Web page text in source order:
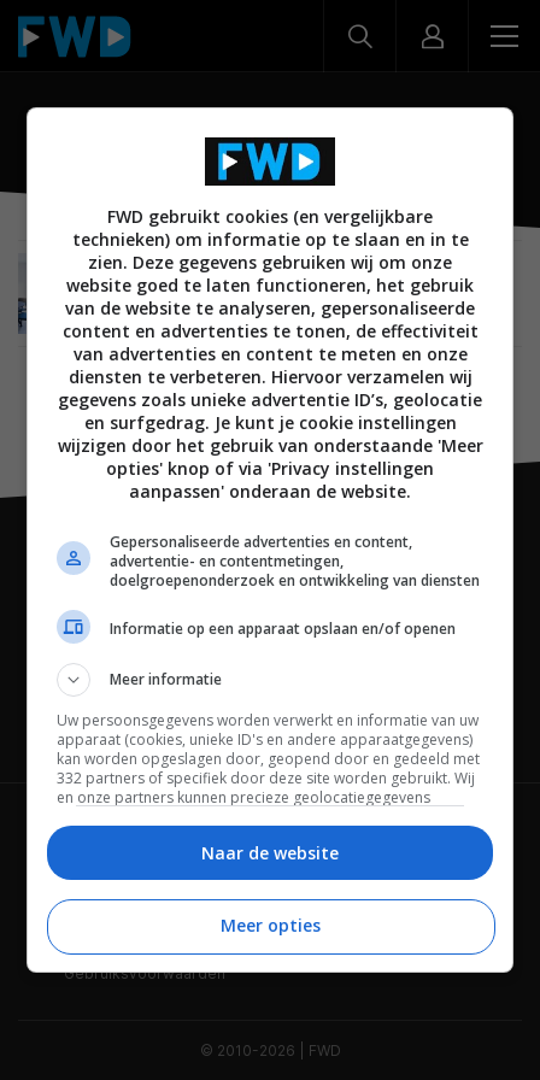
ouderen
NIEUWS SMARTHOME VERLICHTING 12 JANUARI 2021
Belgische Nobi presenteert slimme lamp voor
ouderen
Channels
Wie is FWD Privacybeleid
Adverteren Contact
Gebruiksvoorwaarden
© 2010-2026 | FWD
FWD gebruikt cookies (en vergelijkbare
technieken) om informatie op te slaan en in te
zien. Deze gegevens gebruiken wij om onze
website goed te laten functioneren, het gebruik
van de website te analyseren, gepersonaliseerde
content en advertenties te tonen, de effectiviteit
van advertenties en content te meten en onze
diensten te verbeteren. Hiervoor verzamelen wij
gegevens zoals unieke advertentie ID’s, geolocatie
en surfgedrag. Je kunt je cookie instellingen
wijzigen door het gebruik van onderstaande 'Meer
opties' knop of via 'Privacy instellingen
aanpassen' onderaan de website.
Gepersonaliseerde advertenties en content,
advertentie- en contentmetingen,
doelgroepenonderzoek en ontwikkeling van diensten
Informatie op een apparaat opslaan en/of openen
Meer informatie
Uw persoonsgegevens worden verwerkt en informatie van uw
apparaat (cookies, unieke ID's en andere apparaatgegevens)
kan worden opgeslagen door, geopend door en gedeeld met
332 partners of specifiek door deze site worden gebruikt. Wij
en onze partners kunnen precieze geolocatiegegevens
Bepaalde leveranciers kunnen uw persoonsgegevens
beheren. Zoek onderaan deze pagina of in het sitemenu naar
een link om uw toestemming te beheren of in te trekken via de
privacy- en cookie-instellingen.
Naar de website
Meer opties